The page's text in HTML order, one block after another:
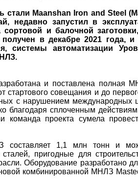
стали Maanshan Iron and Steel
недавно запустил в
и балочной
в декабре 2021 года,
системы автоматизации
и поставлена полная
стартового совещания и до
с нарушением международных
благодаря сплоченным
команда проекта сумела
составляет 1,1 млн тонн и
пригодные для
Оборудование разработано
комбинированной МНЛЗ